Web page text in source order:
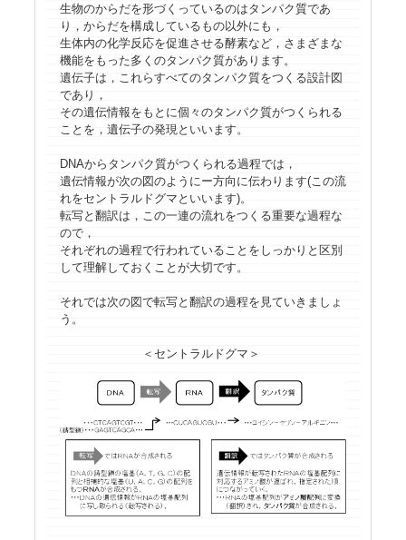
生物のからだを形づくっているのはタンパク質であ
り，からだを構成しているもの以外にも，
生体内の化学反応を促進させる酵素など，さまざまな
機能をもった多くのタンパク質があります。
遺伝子は，これらすべてのタンパク質をつくる設計図
であり，
その遺伝情報をもとに個々のタンパク質がつくられる
ことを，遺伝子の発現といいます。
DNAからタンパク質がつくられる過程では，
遺伝情報が次の図のようにー方向に伝わります(この流
れをセントラルドグマといいます)。
転写と翻訳は，この一連の流れをつくる重要な過程な
ので，
それぞれの過程で行われていることをしっかりと区別
して理解しておくことが大切です。
それでは次の図で転写と翻訳の過程を見ていきましょ
う。
＜セントラルドグマ＞